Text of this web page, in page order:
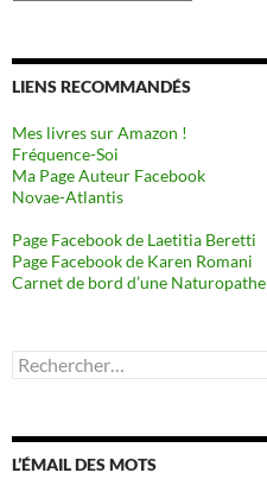
LIENS RECOMMANDÉS
Mes livres sur Amazon !
Fréquence-Soi
Ma Page Auteur Facebook
Novae-Atlantis
Page Facebook de Laetitia Beretti
Page Facebook de Karen Romani
Carnet de bord d’une Naturopathe
Rechercher :
L’ÉMAIL DES MOTS